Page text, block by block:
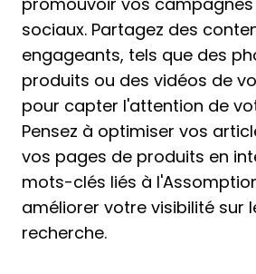
sociaux. Partagez des
engageants, tels que des
produits ou des vidéos de
pour capter l'attention de
Pensez à optimiser vos
vos pages de produits en
mots-clés liés à
améliorer votre visibilité sur
recherche.